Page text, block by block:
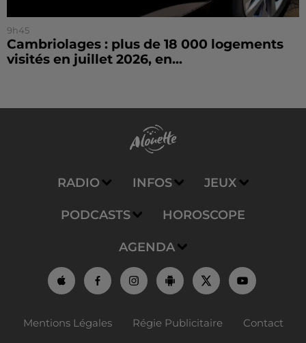
9h45
Cambriolages : plus de 18 000 logements
visités en juillet 2026, en...
RADIO INFOS JEUX
PODCASTS HOROSCOPE
AGENDA
Mentions Légales Régie Publicitaire Contact